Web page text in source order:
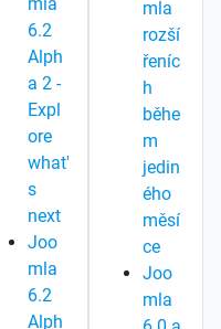
6.2
Alph
a 2 -
Expl
ore
what'
s
next
Joo
mla
6.2
Alph
mla
rozší
řeníc
h
běhe
m
jedin
ého
měsí
ce
Joo
mla